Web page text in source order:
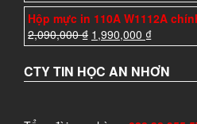
Hộp mực in 110A W1112A
2,090,000₫ 1,990,000 ₫
CTY TIN HỌC AN NHƠN